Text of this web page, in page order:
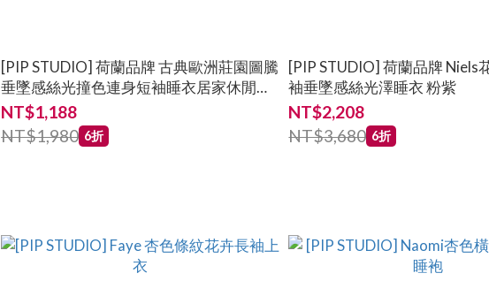
[PIP STUDIO] 荷蘭品牌 古典歐洲莊園圖騰
垂墜感絲光撞色連身短袖睡衣居家休閒上
衣
NT$1,188
NT$1,980 6折
[PIP STUDIO] 荷蘭品牌 Niels花香鳥語長
袖垂墜感絲光澤睡衣 粉紫
NT$2,208
NT$3,680 6折